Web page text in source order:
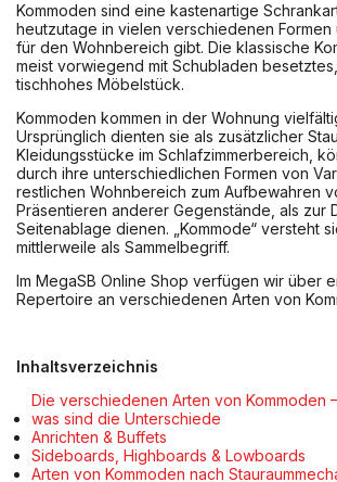
Kommoden sind eine kastenartige
heutzutage in vielen verschiedenen Formen
für den Wohnbereich gibt. Die klassische
meist vorwiegend mit Schubladen
tischhohes Möbelstück.
Kommoden kommen in der Wohnung
Ursprünglich dienten sie als zusätzlicher
Kleidungsstücke im Schlafzimmerbereich,
durch ihre unterschiedlichen Formen von
restlichen Wohnbereich zum Aufbewahren
Präsentieren anderer Gegenstände, als zur
Seitenablage dienen. „Kommode“ versteht
mittlerweile als Sammelbegriff.
Im MegaSB Online Shop verfügen wir über
Repertoire an verschiedenen Arten von
Inhaltsverzeichnis
Die verschiedenen Arten von Kommoden
was sind die Unterschiede
Anrichten & Buffets
Sideboards, Highboards & Lowboards
Arten von Kommoden nach